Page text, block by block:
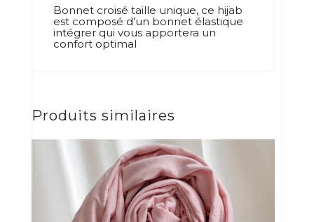
Bonnet croisé taille unique, ce hijab
est composé d’un bonnet élastique
intégrer qui vous apportera un
confort optimal
Produits similaires